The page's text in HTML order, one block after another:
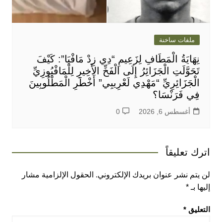
ملفات ساخنة
نِهَايَةُ الْمَطَافِ لِزَعِيمِ “دِي زِدْ مَافْيَا”: كَيْفَ
تَحَوَّلَتِ الْجَزَائِرُ إِلَى الْفَخِّ الأَخِيرِ لِلْمَافْيُوزِيِّ
الْجَزَائِرِيِّ “مَهْدِي لَعْرِيبِي” أَخْطَرِ الْمَطْلُوبِينَ
فِي فَرَنْسَا؟
أغسطس 6, 2026 0
اترك تعليقاً
لن يتم نشر عنوان بريدك الإلكتروني. الحقول الإلزامية مشار
إليها بـ *
التعليق *